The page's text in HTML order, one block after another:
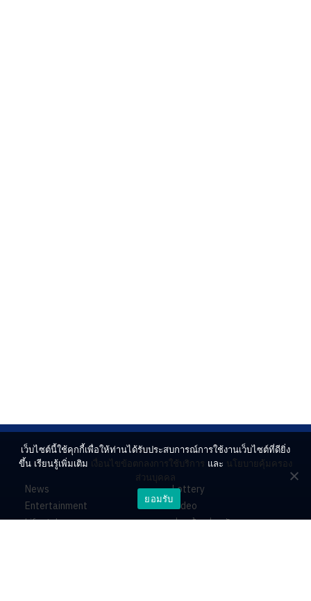
News
Entertainment
Lifestyle
Lottery
Video
ร่วมด้วยช่วยกัน
เว็บไซต์นี้ใช้คุกกี้เพื่อให้ท่านได้รับประสบการณ์การใช้งานเว็บไซต์ที่ดียิ่ง
ขึ้น เรียนรู้เพิ่มเติม เงื่อนไขข้อตกลงการใช้บริการ และ นโยบายคุ้มครอง
ส่วนบุคคล
ยอมรับ